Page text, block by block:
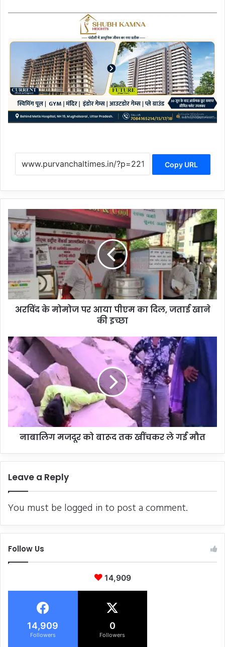
Copy URL
के
मोमोज
पर
आया
पीएम
का
दिल,
जताई
खानेअरविंद के मोमोज पर आया पीएम का दिल, जताई खाने
की इच्छा
नाबालिग
मजदूर
को
बारूद
तक
मौत
नाबालिग मजदूर को बारूद तक खींचकर ले गई मौत
Leave a Reply
You must be logged in to post a comment.
Follow Us
14,909
14,909
Followers
0
Followers